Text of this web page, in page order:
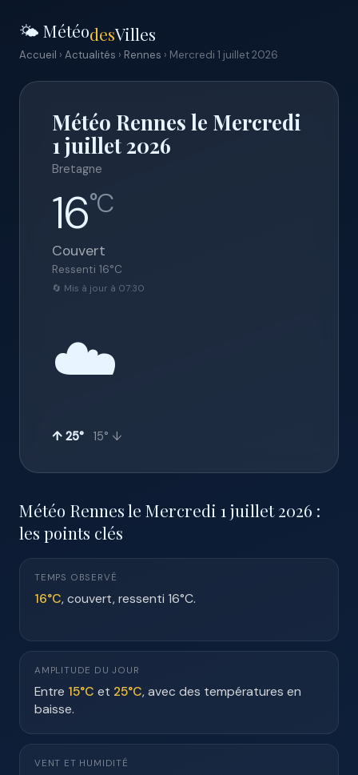
🌤️ MétéodesVilles
Accueil › Actualités › Rennes › Mercredi 1 juillet 2026
Météo Rennes le Mercredi
1 juillet 2026
Bretagne
16°C
Couvert
Ressenti 16°C
🔄 Mis à jour à 07:30
☁️
↑ 25° 15° ↓
Météo Rennes le Mercredi 1 juillet 2026 :
les points clés
TEMPS OBSERVÉ
16°C, couvert, ressenti 16°C.
AMPLITUDE DU JOUR
Entre 15°C et 25°C, avec des températures en
baisse.
VENT ET HUMIDITÉ